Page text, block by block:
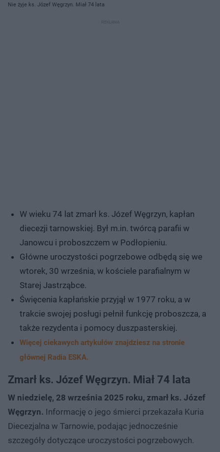
Nie żyje ks. Józef Węgrzyn. Miał 74 lata
W wieku 74 lat zmarł ks. Józef Węgrzyn, kapłan
diecezji tarnowskiej. Był m.in. twórcą parafii w
Janowcu i proboszczem w Podłopieniu.
Główne uroczystości pogrzebowe odbędą się we
wtorek, 30 września, w kościele parafialnym w
Starej Jastrząbce.
Święcenia kapłańskie przyjął w 1977 roku, a w
trakcie swojej posługi pełnił funkcję proboszcza, a
także rezydenta i pomocy duszpasterskiej.
Więcej ciekawych artykułów znajdziesz na stronie
głównej Radia ESKA.
Zmarł ks. Józef Węgrzyn. Miał 74 lata
W niedzielę, 28 września 2025 roku, zmarł ks. Józef
Węgrzyn. Informację o jego śmierci przekazała Kuria
Diecezjalna w Tarnowie, podając jednocześnie
szczegóły dotyczące uroczystości pogrzebowych.